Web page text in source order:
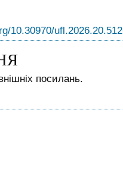
10.30970/
посилань.